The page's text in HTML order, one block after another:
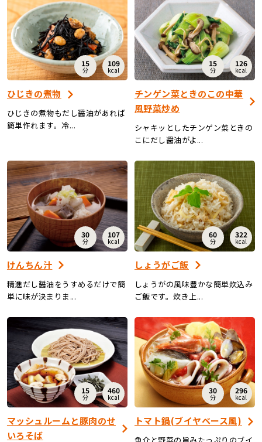
15
分
109
kcal
ひじきの煮物
ひじきの煮物もだし醤油があれば
簡単作れます。冷...
15
分
126
kcal
チンゲン菜ときのこの中華
風野菜炒め
シャキッとしたチンゲン菜ときの
こにだし醤油がよ...
30
分
107
kcal
けんちん汁
精進だし醤油をうすめるだけで簡
単に味が決まりま...
60
分
322
kcal
しょうがご飯
しょうがの風味豊かな簡単炊込み
ご飯です。炊き上...
15
分
460
kcal
マッシュルームと豚肉のせ
いろそば
30
分
296
kcal
トマト鍋(ブイヤベース風)